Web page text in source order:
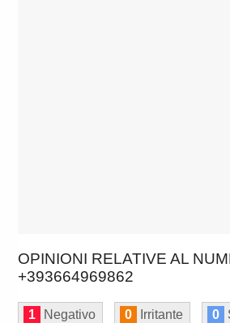
OPINIONI RELATIVE AL
+393664969862
1 Negativo 0 Irritante 0